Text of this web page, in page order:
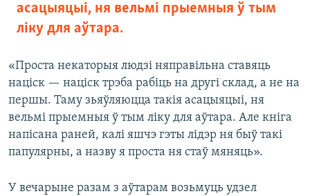
асацыяцыі, ня вельмі прыемныя ў тым
ліку для аўтара.
«Проста некаторыя людзі няправільна ставяць
націск — націск трэба рабіць на другі склад, а не на
першы. Таму зьяўляюцца такія асацыяцыі, ня
вельмі прыемныя ў тым ліку для аўтара. Але кніга
напісана раней, калі яшчэ гэты лідэр ня быў такі
папулярны, а назву я проста ня стаў мяняць».
У вечарыне разам з аўтарам возьмуць удзел